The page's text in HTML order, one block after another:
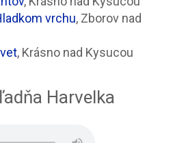
vrchu, Zborov nad
, Krásno nad Kysucou
Harvelka